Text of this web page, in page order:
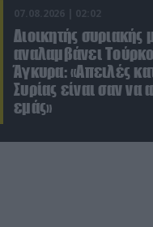
07.08.2026 | 02:02
Διοικητής συριακής
αναλαμβάνει
Άγκυρα: «Απειλές
Συρίας είναι σαν να
εμάς»